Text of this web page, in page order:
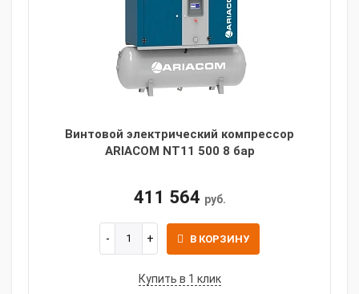
Винтовой электрический компрессор
ARIACOM NT11 500 8 бар
411 564 руб.
В КОРЗИНУ
Купить в 1 клик